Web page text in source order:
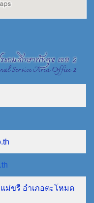
ม่ขรี อำเภอตะโหมด